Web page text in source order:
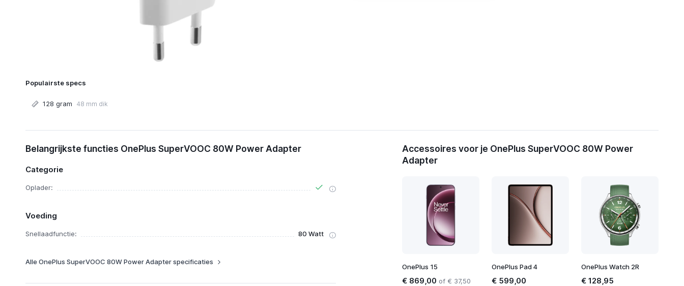
Populairste specs
128 gram 48 mm dik
€ 59,90
Functies Bekijk prijzen
Belangrijkste functies OnePlus SuperVOOC 80W Power Adapter
Categorie
Oplader:
Voeding
Snellaadfunctie: 80 Watt
Alle OnePlus SuperVOOC 80W Power Adapter specificaties
Accessoires voor je OnePlus SuperVOOC 80W Power
Adapter
OnePlus 15
€ 869,00 of € 37,50
OnePlus Pad 4
€ 599,00
OnePlus Watch 2R
€ 128,95